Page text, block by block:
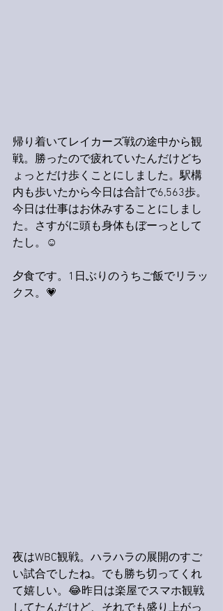
帰り着いてレイカーズ戦の途中から観
戦。勝ったので疲れていたんだけどち
ょっとだけ歩くことにしました。駅構
内も歩いたから今日は合計で6,563歩。
今日は仕事はお休みすることにしまし
た。さすがに頭も身体もぼーっとして
たし。☺️
夕食です。1日ぶりのうちご飯でリラッ
クス。💗
夜はWBC観戦。ハラハラの展開のすご
い試合でしたね。でも勝ち切ってくれ
て嬉しい。😂昨日は楽屋でスマホ観戦